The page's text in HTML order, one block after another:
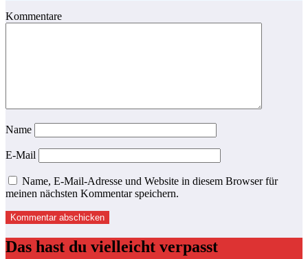
Kommentare
Name
E-Mail
Name, E-Mail-Adresse und Website in diesem Browser für
meinen nächsten Kommentar speichern.
Das hast du vielleicht verpasst